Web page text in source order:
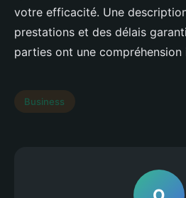
votre efficacité. Une
prestations et des délais
parties ont une
Business